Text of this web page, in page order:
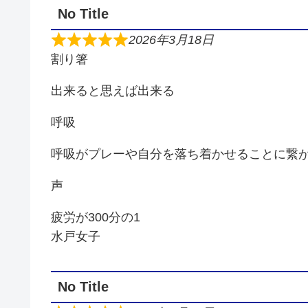
No Title
2026年3月18日
割り箸
出来ると思えば出来る
呼吸
呼吸がプレーや自分を落ち着かせることに繋
声
疲労が300分の1
水戸女子
No Title